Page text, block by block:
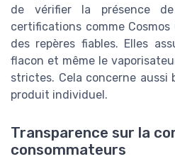
de vérifier la présence
certifications comme
des repères fiables. Elles
flacon et même le
strictes. Cela concerne
produit individuel.
Transparence sur la
consommateurs